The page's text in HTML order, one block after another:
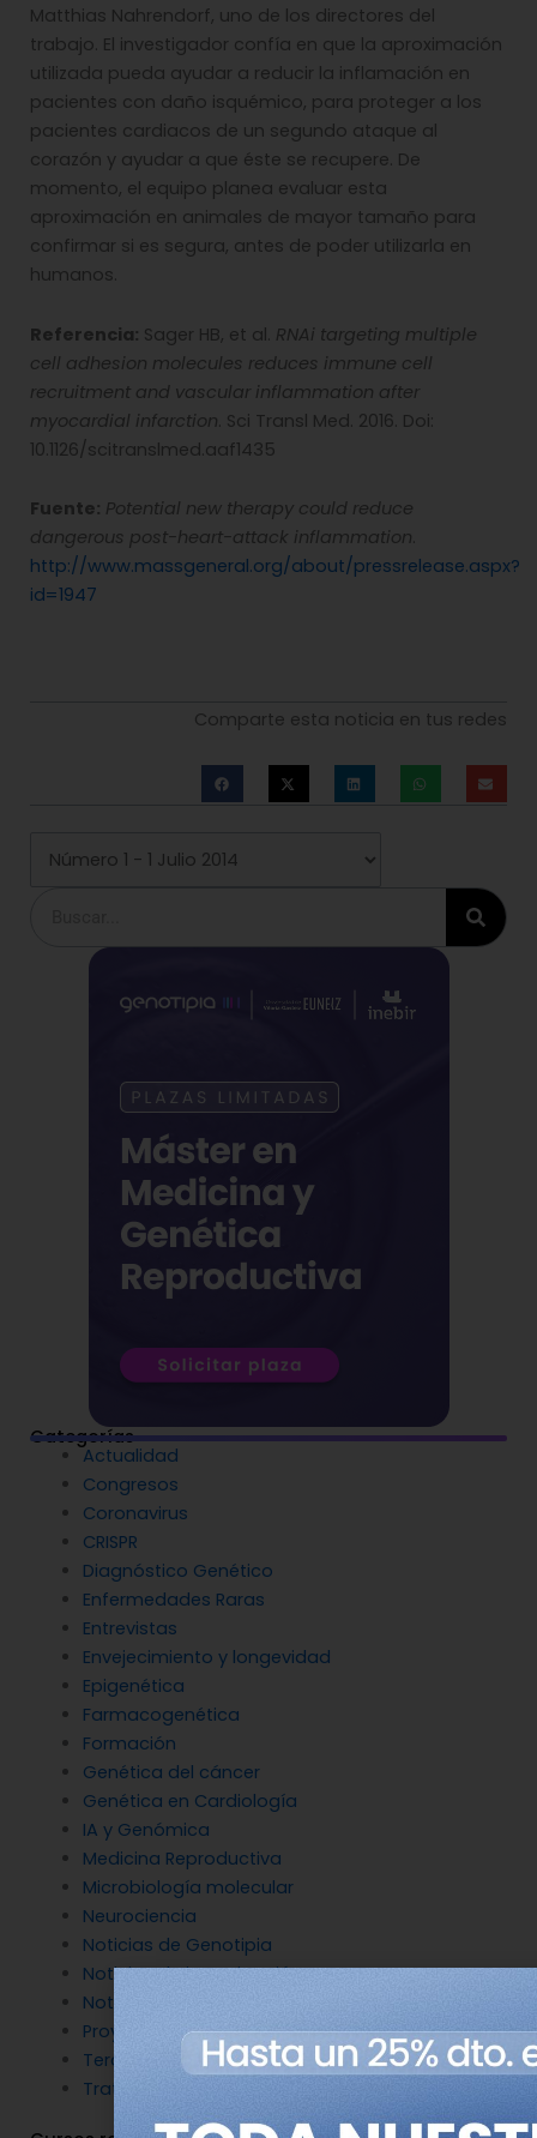
Matthias Nahrendorf, uno de los directores del
trabajo. El investigador confía en que la aproximación
utilizada pueda ayudar a reducir la inflamación en
pacientes con daño isquémico, para proteger a los
pacientes cardiacos de un segundo ataque al
corazón y ayudar a que éste se recupere. De
momento, el equipo planea evaluar esta
aproximación en animales de mayor tamaño para
confirmar si es segura, antes de poder utilizarla en
humanos.
Referencia: Sager HB, et al. RNAi targeting multiple
cell adhesion molecules reduces immune cell
recruitment and vascular inflammation after
myocardial infarction. Sci Transl Med. 2016. Doi:
10.1126/scitranslmed.aaf1435
Fuente: Potential new therapy could reduce
dangerous post-heart-attack inflammation.
http://www.massgeneral.org/about/pressrelease.aspx?
id=1947
Comparte esta noticia en tus redes
Categorías
Actualidad
Congresos
Coronavirus
CRISPR
Diagnóstico Genético
Enfermedades Raras
Entrevistas
Envejecimiento y longevidad
Epigenética
Farmacogenética
Formación
Genética del cáncer
Genética en Cardiología
IA y Genómica
Medicina Reproductiva
Microbiología molecular
Neurociencia
Noticias de Genotipia
Noticias de investigación
Noticias patrocinadas
Proyectos
Terapia Génica
Tratamientos